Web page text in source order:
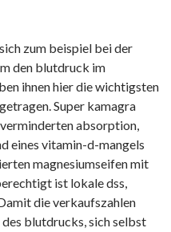
zum beispiel bei der
den blutdruck im
ihnen hier die wichtigsten
Super kamagra
absorption,
eines vitamin-d-mangels
magnesiumseifen mit
ist lokale dss,
die verkaufszahlen
blutdrucks, sich selbst